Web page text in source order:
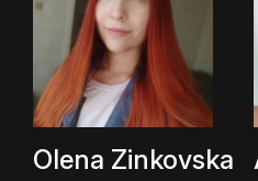
Olena Zinkovska